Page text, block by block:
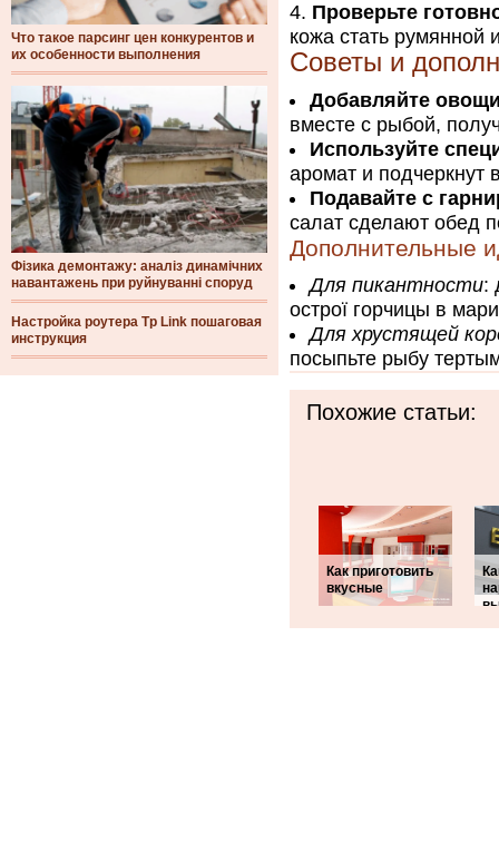
Что такое парсинг цен конкурентов и
их особенности выполнения
Фізика демонтажу: аналіз динамічних
навантажень при руйнуванні споруд
Настройка роутера Tp Link пошаговая
инструкция
Проверьте
кожа стать румянной
Советы и
Добавляйте
вместе с рыбой,
Используйте
аромат и подчеркнут
Подавайте с
салат сделают обед
Дополнительные
Для пикантности:
острої горчицы в
Для хрустящей
посыпьте рыбу
Похожие статьи:
Как приготовить
вкусные